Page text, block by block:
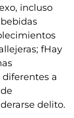
incluso
fHay
a
delito.